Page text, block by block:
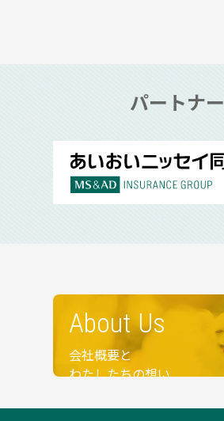
パートナー
About Us
会社概要と
わたしたちの想い